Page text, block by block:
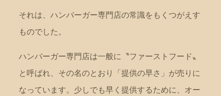
それは、ハンバーガー専門店の常識をもくつがえす
ものでした。
ハンバーガー専門店は一般に〝ファーストフード〟
と呼ばれ、その名のとおり「提供の早さ」が売りに
なっています。少しでも早く提供するために、オー